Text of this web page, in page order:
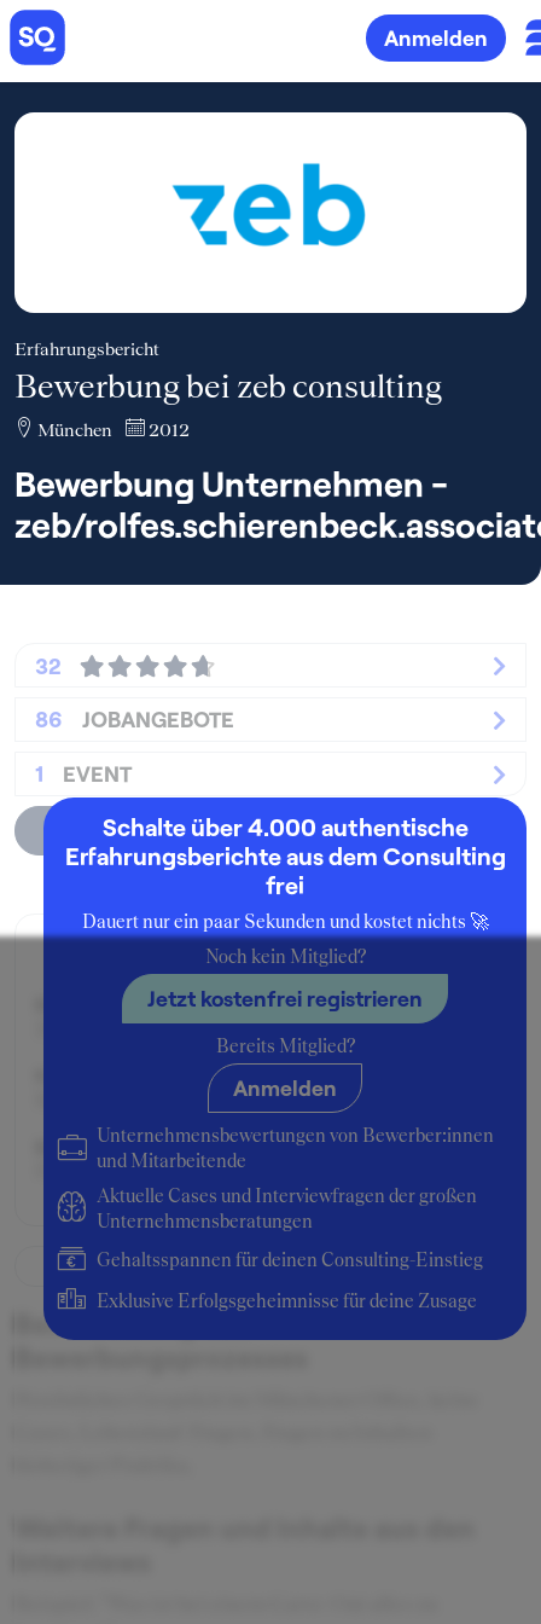
Anmelden
Erfahrungsbericht
Bewerbung bei zeb consulting
München 2012
Bewerbung Unternehmen -
zeb/
32
86 JOBANGEBOTE
1 EVENT
Unternehmensprofil
Zusage
Beworben im Jahr:
Beworben als:
Praktikant:in
Beschreibung des
Schalte über 4.000 authentische
Erfahrungsberichte aus dem Consulting
frei
Dauert nur ein paar Sekunden und kostet nichts 🚀
Noch kein Mitglied?
Jetzt kostenfrei registrieren
Bereits Mitglied?
Anmelden
Unternehmensbewertungen von Bewerber:innen
und Mitarbeitende
Aktuelle Cases und Interviewfragen der großen
Unternehmensberatungen
Gehaltsspannen für deinen Consulting-Einstieg
Exklusive Erfolgsgeheimnisse für deine Zusage